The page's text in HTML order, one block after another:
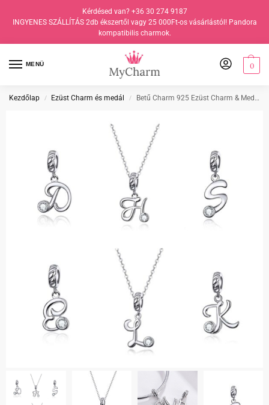
Kérdésed van? +36 30 274 9187
INGYENES SZÁLLÍTÁS 2db ékszertől vagy 25 000Ft-os vásárlástól! Pandora
kompatibilis charmok.
MENÜ 0
Kezdőlap / Ezüst Charm és medál / Betű Charm 925 Ezüst Charm & Medál | MyCharm